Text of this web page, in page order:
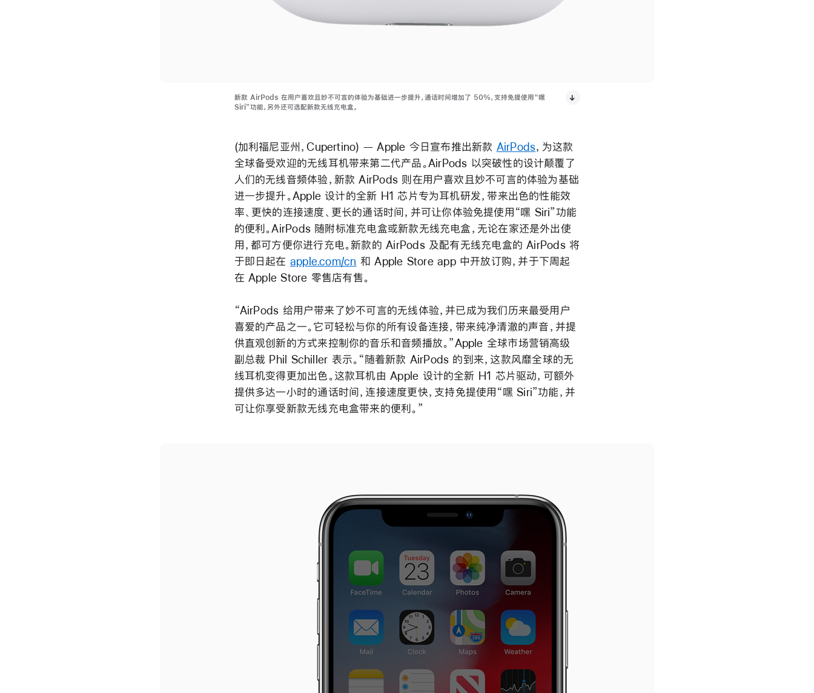
新款 AirPods 在用户喜欢且妙不可言的体验为基础进一步提升，通话时间增加了 50%，支持免提使用“嘿
Siri”功能，另外还可选配新款无线充电盒。
(加利福尼亚州，Cupertino) — Apple 今日宣布推出新款 AirPods，为这款
全球备受欢迎的无线耳机带来第二代产品。AirPods 以突破性的设计颠覆了
人们的无线音频体验，新款 AirPods 则在用户喜欢且妙不可言的体验为基础
进一步提升。Apple 设计的全新 H1 芯片专为耳机研发，带来出色的性能效
率、更快的连接速度、更长的通话时间，并可让你体验免提使用“嘿 Siri”功能
的便利。AirPods 随附标准充电盒或新款无线充电盒，无论在家还是外出使
用，都可方便你进行充电。新款的 AirPods 及配有无线充电盒的 AirPods 将
于即日起在 apple.com/cn 和 Apple Store app 中开放订购，并于下周起
在 Apple Store 零售店有售。
“AirPods 给用户带来了妙不可言的无线体验，并已成为我们历来最受用户
喜爱的产品之一。它可轻松与你的所有设备连接，带来纯净清澈的声音，并提
供直观创新的方式来控制你的音乐和音频播放。”Apple 全球市场营销高级
副总裁 Phil Schiller 表示。“随着新款 AirPods 的到来，这款风靡全球的无
线耳机变得更加出色。这款耳机由 Apple 设计的全新 H1 芯片驱动，可额外
提供多达一小时的通话时间，连接速度更快，支持免提使用“嘿 Siri”功能，并
可让你享受新款无线充电盒带来的便利。”